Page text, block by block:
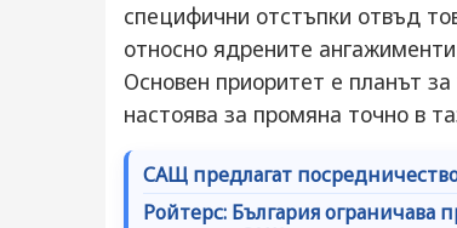
специфични отстъпки отвъд
относно ядрените
Основен приоритет е планът
настоява за промяна точно в
САЩ предлагат
Ройтерс: България ограничава